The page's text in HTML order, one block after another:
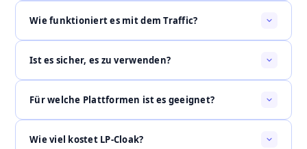
Wie funktioniert es mit dem Traffic?
Ist es sicher, es zu verwenden?
Für welche Plattformen ist es geeignet?
Wie viel kostet LP-Cloak?